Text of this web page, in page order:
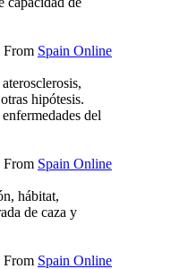
From Spain Online
hipótesis.
del
From Spain Online
hábitat,
de caza y
From Spain Online